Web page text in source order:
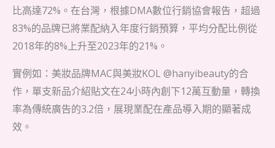
比高達72%。在台灣，根據DMA數位行銷協會報告，超過
83%的品牌已將業配納入年度行銷預算，平均分配比例從
2018年的8%上升至2023年的21%。
實例如：美妝品牌MAC與美妝KOL @hanyibeauty的合
作，單支新品介紹貼文在24小時內創下12萬互動量，轉換
率為傳統廣告的3.2倍，展現業配在產品導入期的顯著成
效。